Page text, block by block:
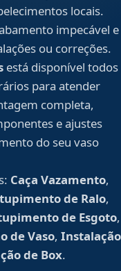
locais.
impecável e
ou correções.
está disponível todos
para atender
completa,
e ajustes
do seu vaso
Caça Vazamento,
de Ralo,
de Esgoto,
de Vaso, Instalação
de Box.